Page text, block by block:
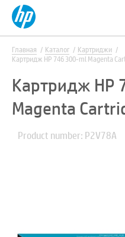
Главная Каталог
Картриджи
Картридж HP 746 300-ml Magenta
Картридж HP
Magenta
Product number: P2V78A